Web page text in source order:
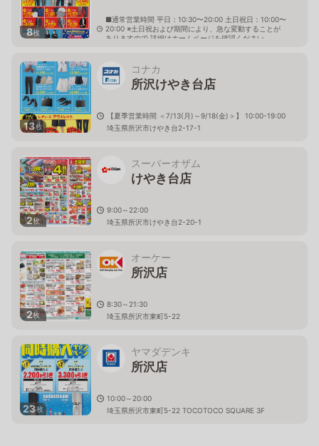
8枚
■通常営業時間 平日：10:30〜20:00 土日祝日：10:00〜
20:00 ※土日祝および期間により、急な変動することが
ありますので 詳細はホームページを確認ください
13枚
コナカ
所沢けやき台店
【夏季営業時間 ＜7/13(月)～9/18(金)＞】 10:00-19:00
埼玉県所沢市けやき台2-17-1
2枚
スーパーオザム
けやき台店
9:00～22:00
埼玉県所沢市けやき台2-20-1
2枚
オーケー
所沢店
8:30～21:30
埼玉県所沢市東町5-22
23枚
ヤマダデンキ
所沢店
10:00～20:00
埼玉県所沢市東町5-22 TOCOTOCO SQUARE 3F